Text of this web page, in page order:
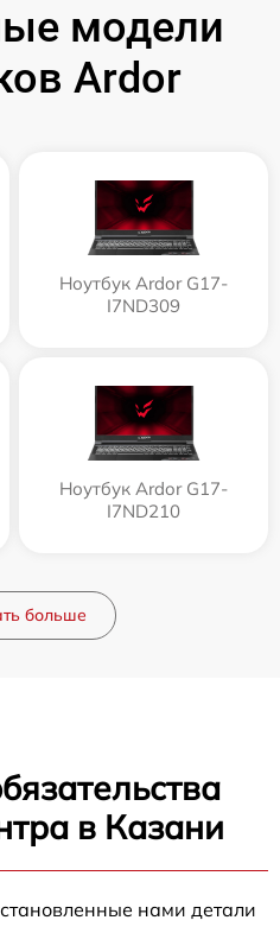
модели
Ardor
Ноутбук Ardor G17-
I7ND309
Ноутбук Ardor G17-
I7ND210
больше
в Казани
нами детали